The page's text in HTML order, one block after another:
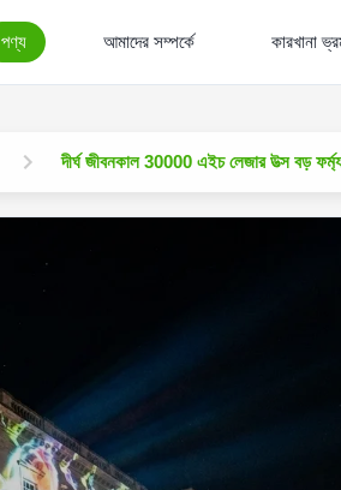
পণ্য আমাদের সম্পর্কে কারখানা
দীর্ঘ জীবনকাল 30000 এইচ লেজার উত্স বড়